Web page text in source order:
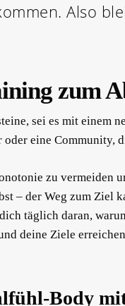
Also
zum
sei es mit einem
eine Community,
zu vermeiden
– der Weg zum Ziel
täglich daran,
deine Ziele
Body